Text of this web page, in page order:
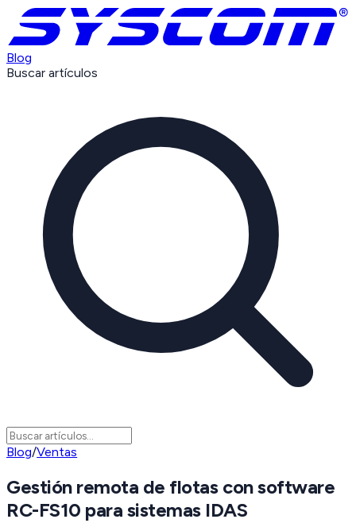
Blog
Buscar artículos
Blog/Ventas
Gestión remota de flotas con software
RC-FS10 para sistemas IDAS